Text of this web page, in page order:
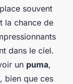
souvent
la chance de
dans le ciel.
un puma,
bien que ces